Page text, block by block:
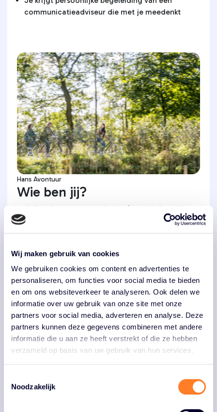
Wij maken gebruik van cookies
We gebruiken cookies om content en advertenties te
personaliseren, om functies voor social media te bieden
en om ons websiteverkeer te analyseren. Ook delen we
informatie over uw gebruik van onze site met onze
partners voor social media, adverteren en analyse. Deze
partners kunnen deze gegevens combineren met andere
informatie die u aan ze heeft verstrekt of die ze hebben
verzameld op basis van uw gebruik van hun services.
Noodzakelijk
communicatieadviseur die met je meedenkt
Hans Avontuur
Wie ben jij?
Je houdt van communicatie én van buiten zijn
(wandelen, fietsen of gewoon lekker de natuur in)
Je helpt graag mee in een team
Je denkt mee, stelt vragen en durft
verantwoordelijkheid te nemen
Solliciteren?
Kom jij per januari of februari 2027 bij ons stage
lopen? Stuur je CV en motivatie via onderstaande